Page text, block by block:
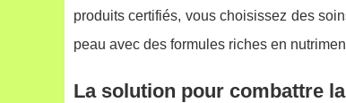
produits certifiés, vous choisissez des
peau avec des formules riches en
La solution pour combattre